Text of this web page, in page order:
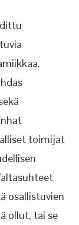
toimijat
osallistuvien
ollut, tai se